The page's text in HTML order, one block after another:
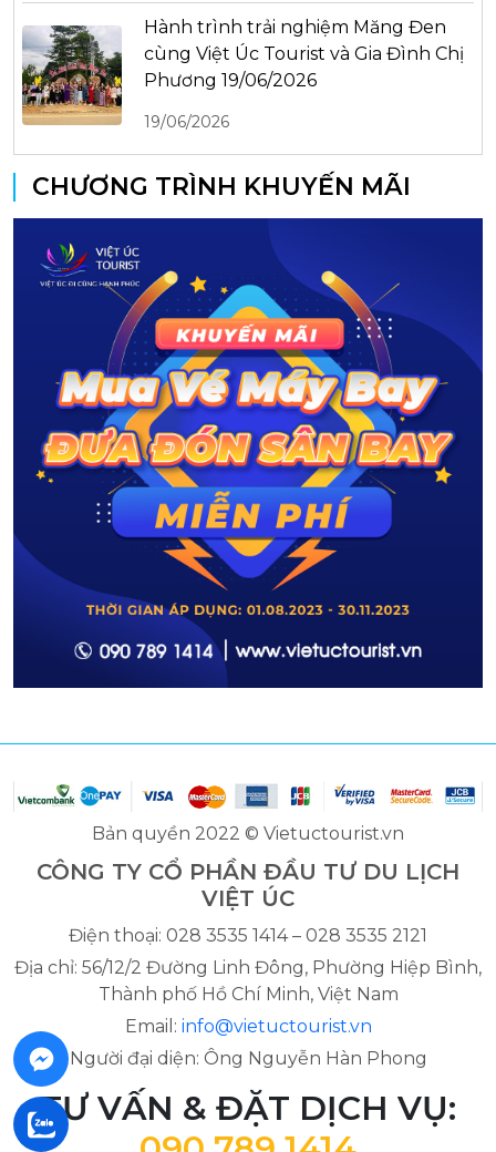
Hành trình trải nghiệm Măng Đen
cùng Việt Úc Tourist và Gia Đình Chị
Phương 19/06/2026
19/06/2026
CHƯƠNG TRÌNH KHUYẾN MÃI
Bản quyền 2022 © Vietuctourist.vn
CÔNG TY CỔ PHẦN ĐẦU TƯ DU LỊCH
VIỆT ÚC
Điện thoại: 028 3535 1414 – 028 3535 2121
Địa chỉ: 56/12/2 Đường Linh Đông, Phường Hiệp Bình,
Thành phố Hồ Chí Minh, Việt Nam
Email: info@vietuctourist.vn
Người đại diện: Ông Nguyễn Hàn Phong
TƯ VẤN & ĐẶT DỊCH VỤ: